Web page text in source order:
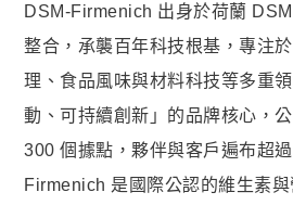
極適．D-甘露糖
亮妍．美人酵素+穀胱甘肽
周公．夜酵素+GABA
新品上市
DSM-Firmenich 出身於荷蘭
整合，承襲百年科技根基，專注
理、食品風味與材料科技等多重
動、可持續創新」的品牌核心，
300 個據點，夥伴與客戶遍布超
Firmenich 是國際公認的維生素